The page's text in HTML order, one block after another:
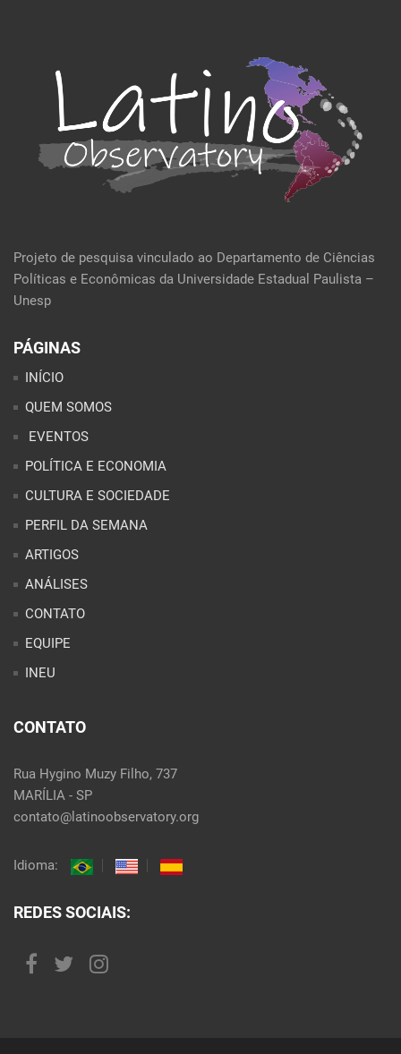
Projeto de pesquisa vinculado ao Departamento de Ciências
Políticas e Econômicas da Universidade Estadual Paulista –
Unesp
PÁGINAS
INÍCIO
QUEM SOMOS
EVENTOS
POLÍTICA E ECONOMIA
CULTURA E SOCIEDADE
PERFIL DA SEMANA
ARTIGOS
ANÁLISES
CONTATO
EQUIPE
INEU
CONTATO
Rua Hygino Muzy Filho, 737
MARÍLIA - SP
contato@latinoobservatory.org
Idioma:
REDES SOCIAIS: